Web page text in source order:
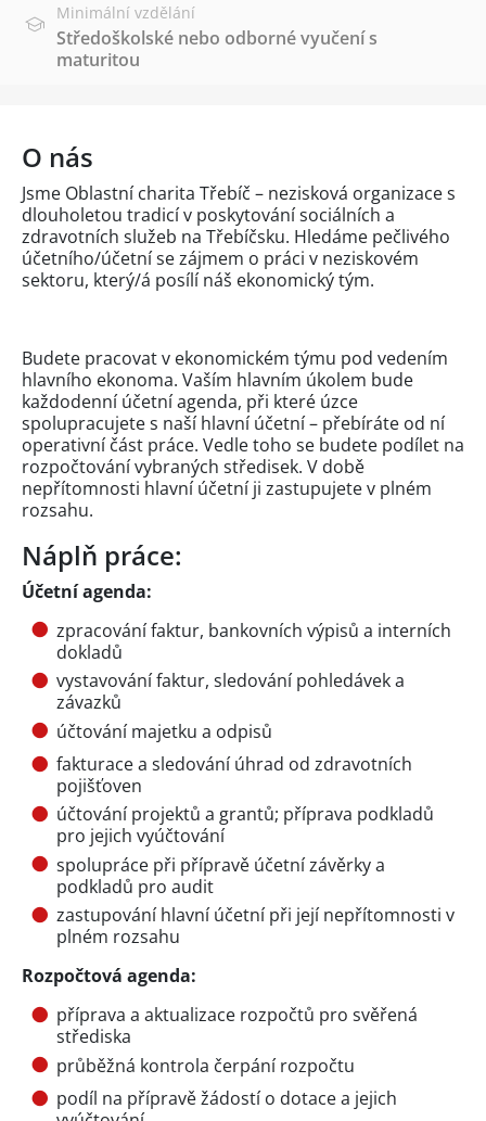
Minimální vzdělání
Středoškolské nebo odborné vyučení s
maturitou
O nás
Jsme Oblastní charita Třebíč – nezisková organizace s
dlouholetou tradicí v poskytování sociálních a
zdravotních služeb na Třebíčsku. Hledáme pečlivého
účetního/účetní se zájmem o práci v neziskovém
sektoru, který/á posílí náš ekonomický tým.
Budete pracovat v ekonomickém týmu pod vedením
hlavního ekonoma. Vaším hlavním úkolem bude
každodenní účetní agenda, při které úzce
spolupracujete s naší hlavní účetní – přebíráte od ní
operativní část práce. Vedle toho se budete podílet na
rozpočtování vybraných středisek. V době
nepřítomnosti hlavní účetní ji zastupujete v plném
rozsahu.
Náplň práce:
Účetní agenda:
zpracování faktur, bankovních výpisů a interních
dokladů
vystavování faktur, sledování pohledávek a
závazků
účtování majetku a odpisů
fakturace a sledování úhrad od zdravotních
pojišťoven
účtování projektů a grantů; příprava podkladů
pro jejich vyúčtování
spolupráce při přípravě účetní závěrky a
podkladů pro audit
zastupování hlavní účetní při její nepřítomnosti v
plném rozsahu
Rozpočtová agenda:
příprava a aktualizace rozpočtů pro svěřená
střediska
průběžná kontrola čerpání rozpočtu
podíl na přípravě žádostí o dotace a jejich